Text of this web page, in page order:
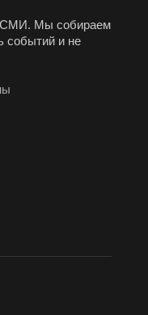
СМИ. Мы собираем
событий и не